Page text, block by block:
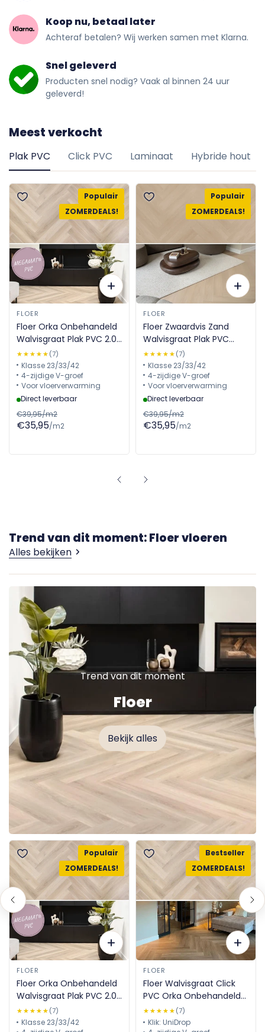
Koop nu, betaal later
Achteraf betalen? Wij werken samen met Klarna.
Snel geleverd
Producten snel nodig? Vaak al binnen 24 uur
geleverd!
Meest verkocht
Plak PVC Click PVC Laminaat Hybride hout
Populair
ZOMERDEALS!
FLOER
Floer Orka Onbehandeld
Walvisgraat Plak PVC 2.0
MEGAMAT FLR-3528
★★★★★
★★★★★(7)
Klasse 23/33/42
4-zijdige V-groef
Voor vloerverwarming
Direct leverbaar
€39,95/m2
€35,95/m2
Populair
ZOMERDEALS!
FLOER
Floer Zwaardvis Zand
Walvisgraat Plak PVC
MEGAMAT FLR-3529
★★★★★
★★★★★(7)
Klasse 23/33/42
4-zijdige V-groef
Voor vloerverwarming
Direct leverbaar
€39,95/m2
€35,95/m2
Trend van dit moment: Floer vloeren
Alles bekijken
Trend van dit moment
Floer
Bekijk alles
Populair
ZOMERDEALS!
FLOER
Floer Orka Onbehandeld
Walvisgraat Plak PVC 2.0
MEGAMAT FLR-3528
★★★★★
★★★★★(7)
Klasse 23/33/42
Bestseller
ZOMERDEALS!
FLOER
Floer Walvisgraat Click
PVC Orka Onbehandeld
FLR-3914 - MEGAMAT
★★★★★
★★★★★(7)
Klik: UniDrop